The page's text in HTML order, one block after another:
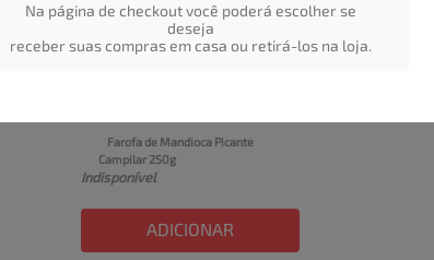
Na página de checkout você poderá escolher se
deseja
receber suas compras em casa ou retirá-los na loja.
Farofa de Mandioca Picante
Campilar 250g
Indisponível
ADICIONAR